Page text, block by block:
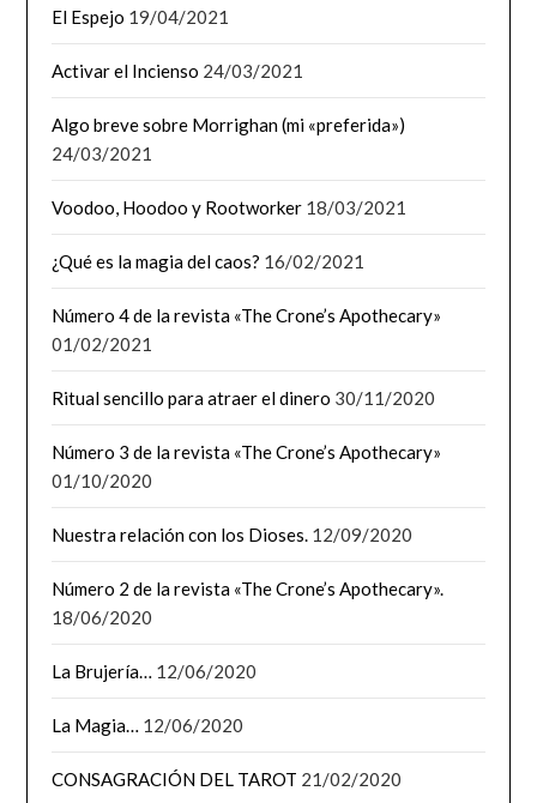
El Espejo 19/04/2021
Activar el Incienso 24/03/2021
Algo breve sobre Morrighan (mi «preferida»)
24/03/2021
Voodoo, Hoodoo y Rootworker 18/03/2021
¿Qué es la magia del caos? 16/02/2021
Número 4 de la revista «The Crone’s Apothecary»
01/02/2021
Ritual sencillo para atraer el dinero 30/11/2020
Número 3 de la revista «The Crone’s Apothecary»
01/10/2020
Nuestra relación con los Dioses. 12/09/2020
Número 2 de la revista «The Crone’s Apothecary».
18/06/2020
La Brujería… 12/06/2020
La Magia… 12/06/2020
CONSAGRACIÓN DEL TAROT 21/02/2020